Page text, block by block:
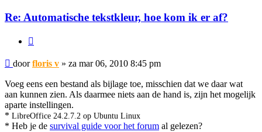
Re: Automatische tekstkleur, hoe kom ik er af?
Bericht
doorfloris v » za mar 06, 2010 8:45 pm
Voeg eens een bestand als bijlage toe, misschien dat we daar wat
aan kunnen zien. Als daarmee niets aan de hand is, zijn het mogelijk
aparte instellingen.
* LibreOffice 24.2.7.2 op Ubuntu Linux
* Heb je de survival guide voor het forum al gelezen?